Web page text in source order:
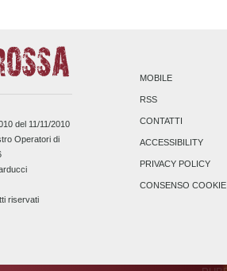
del 11/11/2010
Operatori di
riservati
MOBILE
RSS
CONTATTI
ACCESSIBILITY
PRIVACY POLICY
CONSENSO COOKIE